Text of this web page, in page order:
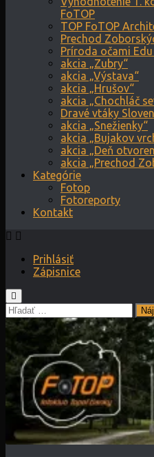
FoTOP
TOP FoTOP
Prechod
Príroda očami
akcia „Zubry“
akcia „Výstava“
akcia „Hrušov“
akcia „Chochláč
Dravé vtáky
akcia „Snežienky“
akcia „Bujakov
akcia „Deň
akcia „Prechod
Kategórie
Fotop
Fotoreporty
Kontakt
Prihlásiť
Zápisnice
Hľadať: